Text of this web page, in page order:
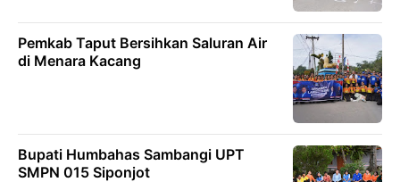
Pemkab Taput Bersihkan Saluran Air
di Menara Kacang
Bupati Humbahas Sambangi UPT
SMPN 015 Siponjot